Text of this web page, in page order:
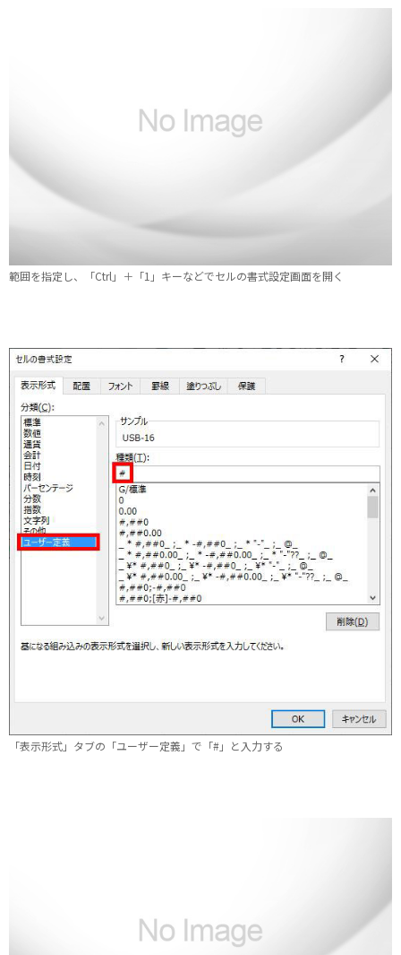
範囲を指定し、「Ctrl」＋「1」キーなどでセルの書式設定画面を開く
「表示形式」タブの「ユーザー定義」で「#」と入力する